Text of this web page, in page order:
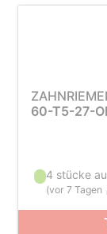
60-T5-27-
4 stücke
(vor 7 Tagen